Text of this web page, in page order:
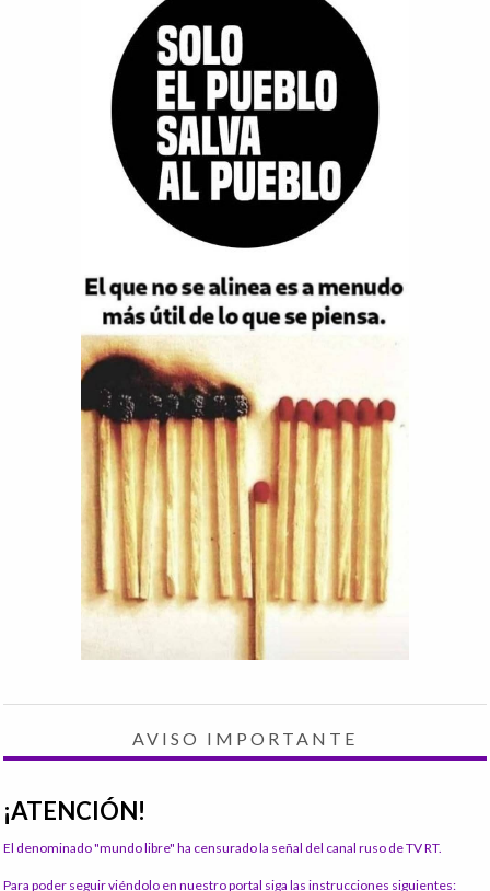
AVISO IMPORTANTE
¡ATENCIÓN!
El denominado "mundo libre" ha censurado la señal del canal ruso de TV RT.
Para poder seguir viéndolo en nuestro portal siga las instrucciones siguientes: